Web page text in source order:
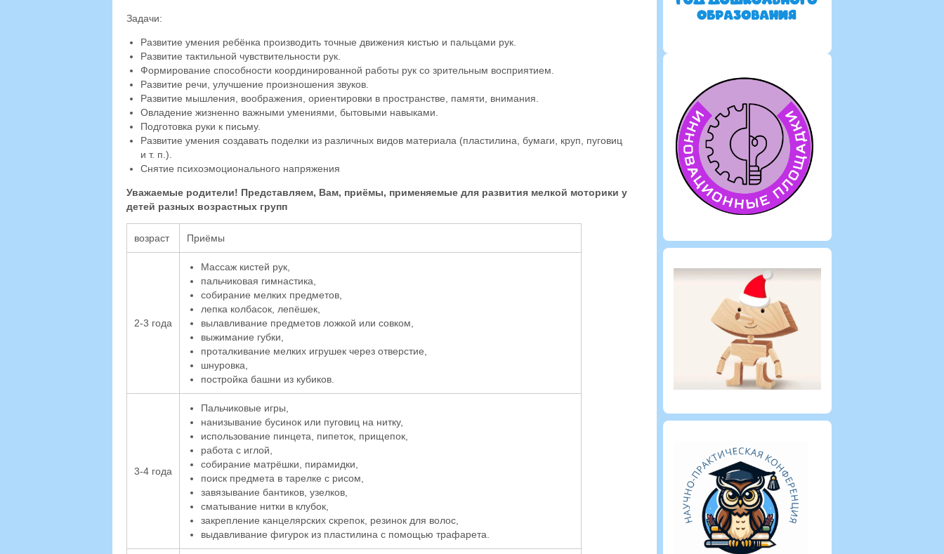
Задачи:
Развитие умения ребёнка производить точные движения кистью и пальцами рук.
Развитие тактильной чувствительности рук.
Формирование способности координированной работы рук со зрительным восприятием.
Развитие речи, улучшение произношения звуков.
Развитие мышления, воображения, ориентировки в пространстве, памяти, внимания.
Овладение жизненно важными умениями, бытовыми навыками.
Подготовка руки к письму.
Развитие умения создавать поделки из различных видов материала (пластилина, бумаги, круп, пуговиц
и т. п.).
Снятие психоэмоционального напряжения
Уважаемые родители! Представляем, Вам, приёмы, применяемые для развития мелкой моторики у
детей разных возрастных групп
возраст Приёмы
2-3 года
Массаж кистей рук,
пальчиковая гимнастика,
собирание мелких предметов,
лепка колбасок, лепёшек,
вылавливание предметов ложкой или совком,
выжимание губки,
проталкивание мелких игрушек через отверстие,
шнуровка,
постройка башни из кубиков.
3-4 года
Пальчиковые игры,
нанизывание бусинок или пуговиц на нитку,
использование пинцета, пипеток, прищепок,
работа с иглой,
собирание матрёшки, пирамидки,
поиск предмета в тарелке с рисом,
завязывание бантиков, узелков,
сматывание нитки в клубок,
закрепление канцелярских скрепок, резинок для волос,
выдавливание фигурок из пластилина с помощью трафарета.